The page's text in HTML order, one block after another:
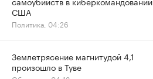
США
Политика, 04:26
Землетрясение магнитудой 4,1
произошло в Туве